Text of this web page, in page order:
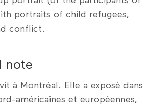
portraits of child refugees,
conflict.
note
à Montréal. Elle a exposé dans
américaines et européennes,